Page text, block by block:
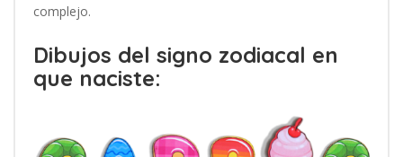
complejo.
Dibujos del signo zodiacal en
que naciste: